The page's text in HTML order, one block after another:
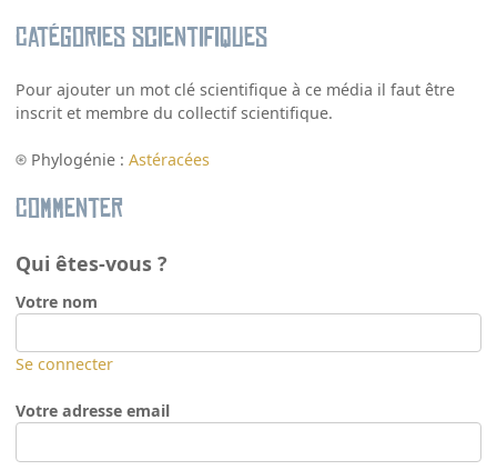
Catégories scientifiques
Pour ajouter un mot clé scientifique à ce média il faut être
inscrit et membre du collectif scientifique.
Phylogénie :Astéracées
Commenter
Qui êtes-vous ?
Votre nom
Se connecter
Votre adresse email